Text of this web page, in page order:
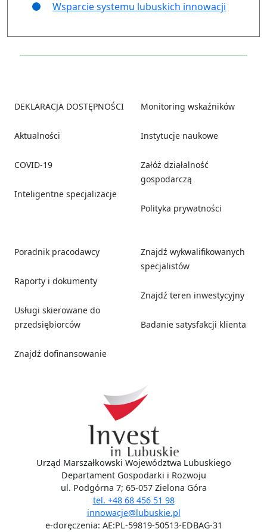
Wsparcie systemu lubuskich innowacji
DEKLARACJA DOSTĘPNOŚCI
Aktualności
COVID-19
Inteligentne specjalizacje
Monitoring wskaźników
Instytucje naukowe
Załóż działalność
gospodarczą
Polityka prywatności
Poradnik pracodawcy
Raporty i dokumenty
Usługi skierowane do
przedsiębiorców
Znajdź dofinansowanie
Znajdź wykwalifikowanych
specjalistów
Znajdź teren inwestycyjny
Badanie satysfakcji klienta
Urząd Marszałkowski Województwa Lubuskiego
Departament Gospodarki i Rozwoju
ul. Podgórna 7; 65-057 Zielona Góra
tel. +48 68 456 51 98
innowacje@lubuskie.pl
e-doręczenia: AE:PL-59819-50513-EDBAG-31